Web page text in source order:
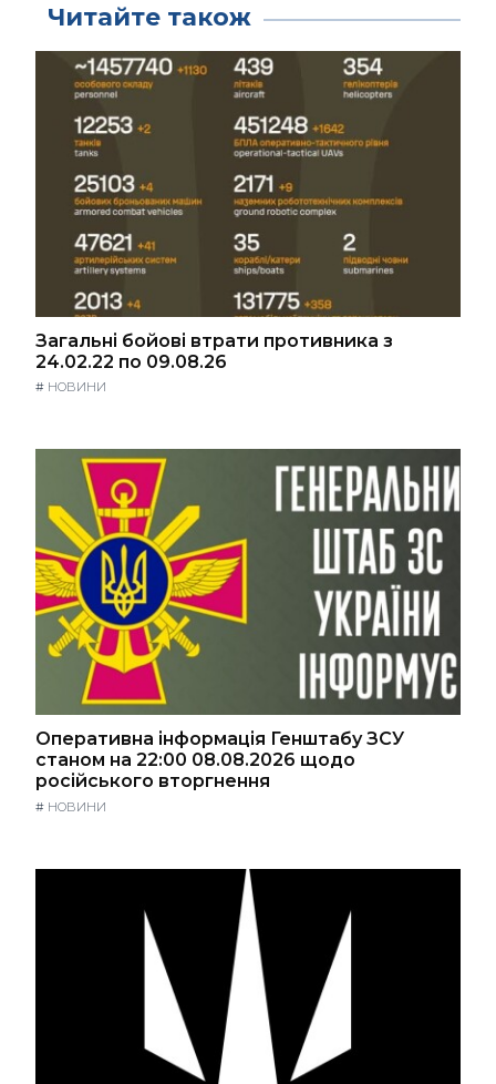
Читайте також
Загальні бойові втрати противника з
24.02.22 по 09.08.26
# НОВИНИ
Оперативна інформація Генштабу ЗСУ
станом на 22:00 08.08.2026 щодо
російського вторгнення
# НОВИНИ